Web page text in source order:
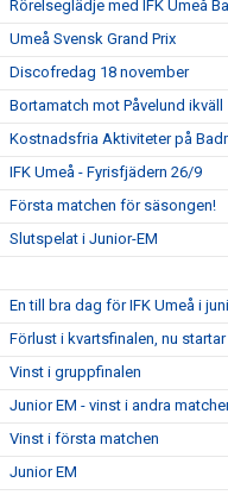
Rörelseglädje med IFK Umeå
Umeå Svensk Grand Prix
Discofredag 18 november
Bortamatch mot Påvelund ikväll
Kostnadsfria Aktiviteter på
IFK Umeå - Fyrisfjädern 26/9
Första matchen för säsongen!
Slutspelat i Junior-EM
En till bra dag för IFK Umeå i
Förlust i kvartsfinalen, nu
Vinst i gruppfinalen
Junior EM - vinst i andra
Vinst i första matchen
Junior EM